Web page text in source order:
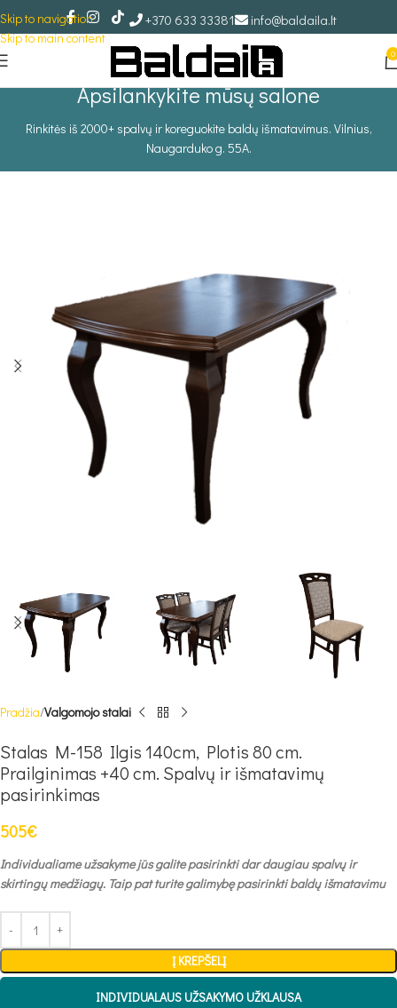
Skip to navigation
Skip to main content
+370 633 33381 info@baldaila.lt
0
Apsilankykite mūsų salone
Rinkitės iš 2000+ spalvų ir koreguokite baldų išmatavimus. Vilnius,
Naugarduko g. 55A.
Pradžia Valgomojo stalai
Stalas M-158 Ilgis 140cm, Plotis 80 cm.
Prailginimas +40 cm. Spalvų ir išmatavimų
pasirinkimas
505€
Individualiame užsakyme jūs galite pasirinkti dar daugiau spalvų ir
skirtingų medžiagų. Taip pat turite galimybę pasirinkti baldų išmatavimu
Į KREPŠELĮ
INDIVIDUALAUS UŽSAKYMO UŽKLAUSA